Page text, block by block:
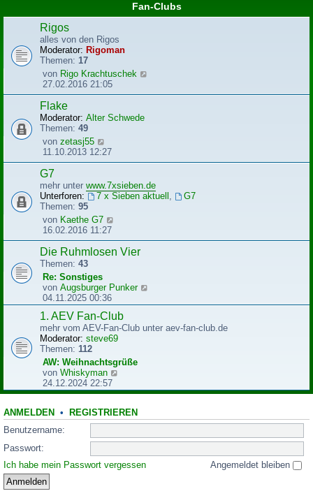
s
r
Fan-Clubs
Rigos
alles von den Rigos
Moderator: Rigoman
Themen: 17
von Rigo Krachtuschek
u
t
r
27.02.2016 21:05
Flake
Moderator: Alter Schwede
Themen: 49
von zetasj55
e
u
s
t
B
e
t
g
11.10.2013 12:27
G7
mehr unter www.7xsieben.de
Unterforen:
7 x Sieben aktuell ,
G7
Themen: 95
von Kaethe G7
u
e
e
r
B
e
i
t
r
g
16.02.2016 11:27
Die Ruhmlosen Vier
Themen: 43
Re: Sonstiges
von Augsburger Punker
u
s
i
a
04.11.2025 00:36
1. AEV Fan-Club
mehr vom AEV-Fan-Club unter aev-fan-club.de
Moderator: steve69
Themen: 112
AW: Weihnachtsgrüße
von Whiskyman
u
s
t
e
r
B
e
24.12.2024 22:57
ANMELDEN • REGISTRIEREN
Benutzername:
Passwort:
Ich habe mein Passwort vergessen
Angemeldet bleiben